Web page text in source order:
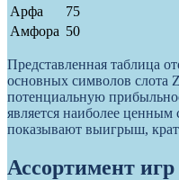
Арфа
75
Амфора 50
Представленная таблица
основных символов слота
потенциальную
является наиболее
показывают выигрыш,
Ассортимент